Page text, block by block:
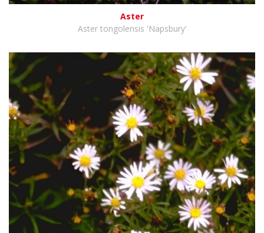
Aster
Aster tongolensis 'Napsbury'